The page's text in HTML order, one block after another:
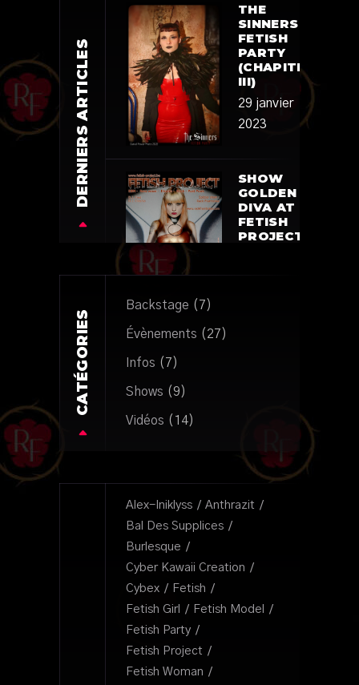
DERNIERS ARTICLES
THE
SINNERS
FETISH
PARTY
(CHAPITRE
III)
29 janvier
2023
SHOW
GOLDEN
DIVA AT
FETISH
PROJECT
CATÉGORIES
Backstage (7)
Évènements (27)
Infos (7)
Shows (9)
Vidéos (14)
Alex-Iniklyss
Anthrazit
Bal Des Supplices
Burlesque
Cyber Kawaii Creation
Cybex
Fetish
Fetish Girl
Fetish Model
Fetish Party
Fetish Project
Fetish Woman